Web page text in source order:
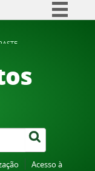
à informação
Canais
Acesso à